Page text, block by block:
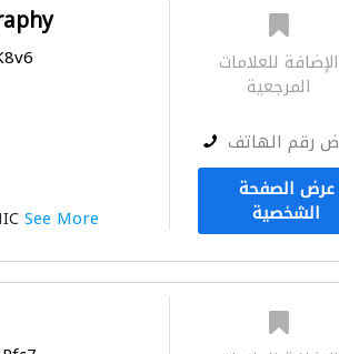
See More
الإضافة للعلامات
المرجعية
رقم الهاتف
عرض الصفحة
الشخصية